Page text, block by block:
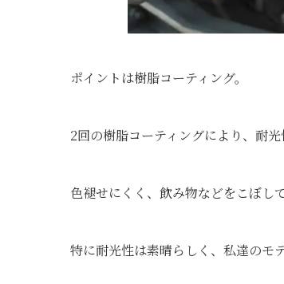
ポイントは樹脂コーティング。
2回の樹脂コーティングにより、耐光
色褪せにくく、飲み物などをこぼし
特に耐光性は素晴らしく、私達のモ